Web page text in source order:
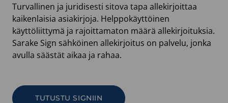
Turvallinen ja juridisesti sitova tapa allekirjoittaa
kaikenlaisia asiakirjoja. Helppokäyttöinen
käyttöliittymä ja rajoittamaton määrä allekirjoituksia.
Sarake Sign sähköinen allekirjoitus on palvelu, jonka
avulla säästät aikaa ja rahaa.
TUTUSTU SIGNIIN